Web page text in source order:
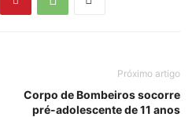
Próximo artigo
Corpo de Bombeiros socorre
pré-adolescente de 11 anos